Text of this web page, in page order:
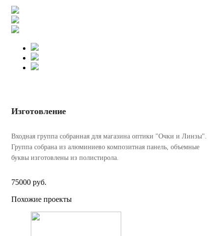
Изготовление
Входная группа собранная для магазина оптики "Очки и Линзы".
Группа собрана из алюминиево композитная панель, объемные
буквы изготовлены из полистирола.
75000 руб.
Похожие проекты